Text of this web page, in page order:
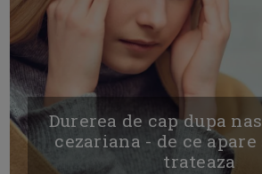
Durerea de cap dupa
cezariana - de ce
trateaza